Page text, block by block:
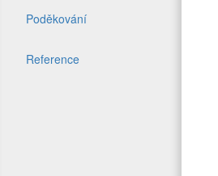
Poděkování
Reference